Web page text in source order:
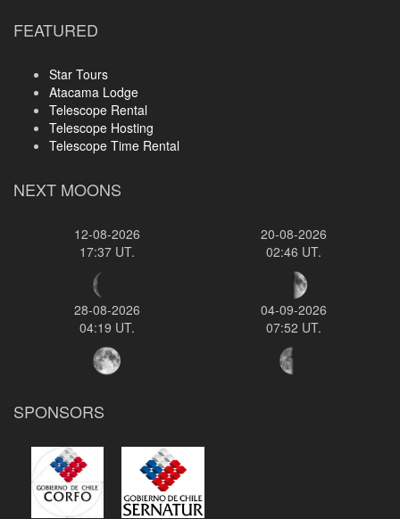
FEATURED
Star Tours
Atacama Lodge
Telescope Rental
Telescope Hosting
Telescope Time Rental
NEXT MOONS
12-08-2026
17:37 UT.
20-08-2026
02:46 UT.
28-08-2026
04:19 UT.
04-09-2026
07:52 UT.
SPONSORS